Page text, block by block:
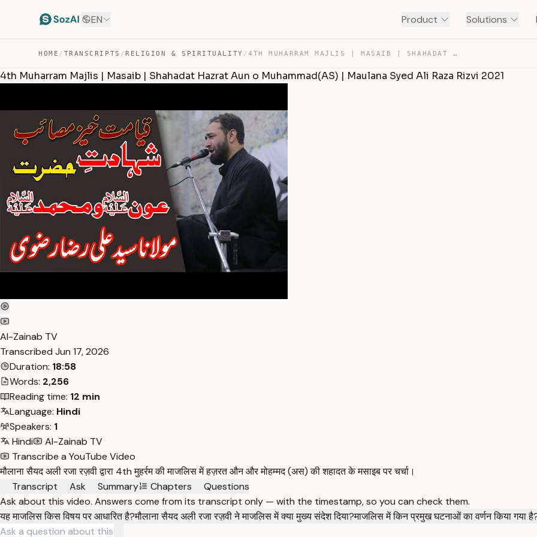
EN Product Solutions
HOME / TRANSCRIPTS /RELIGION & SPIRITUALITY / 4TH MUHARRAM MAJLIS | MASAIB | SHAHADAT HAZRAT AUN O MU… — TRANSCRIPT
4th Muharram Majlis | Masaib | Shahadat Hazrat Aun o Muhammad(AS) | Maulana Syed Ali Raza Rizvi 2021
Al-Zainab TV
Transcribed Jun 17, 2026
Duration: 18:58
Words: 2,256
Reading time: 12 min
Language: Hindi
Speakers: 1
Hindi
Al-Zainab TV
Transcribe a YouTube Video
मौलाना सैयद अली रजा रज़वी द्वारा 4th मुहर्रम की माजलिस में हज़रत औन और मोहम्मद (अस) की शहादत के मसाइब पर चर्चा।
Transcript
Ask Summary Chapters
Questions
Ask about this video. Answers come from its transcript only — with the timestamp, so you can check them.
यह माजलिस किस विषय पर आधारित है?मौलाना सैयद अली रजा रज़वी ने माजलिस में क्या मुख्य संदेश दिया?माजलिस में किन प्रमुख घटनाओं का वर्णन किया गया